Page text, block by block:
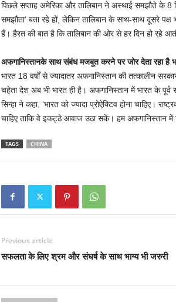
पिछले सप्ताह अमेरिका और तालिबान ने अस्थाई समझौते के 8
समझौता’ बता रहे हों, लेकिन तालिबान के साथ-साथ दूसरे
हैं। हैरत की बात है कि तालिबान की ओर से हर दिन हो रहे
अफगानिस्तानके साथ संबंध मजबूत करने पर जोर देता रहा है
भारत 18 वर्षों से ज्यादातर अफगानिस्तान की तत्कालीन
चहेता देश अब भी भारत ही है। अफगानिस्तान में भारत के पूर्व
सिन्हा ने कहा, ‘भारत को ज्यादा प्रोऐक्टिव होना चाहिए।
चाहिए ताकि वे इकट्ठे आवाज उठा सकें। हम अफगानिस्तान
TAGS CHINA
Previous article
सफलता के लिए श्रम और संघर्ष के साथ भाग्य भी जरुरी